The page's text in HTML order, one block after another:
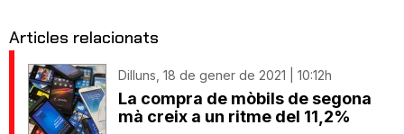
Articles relacionats
Dilluns, 18 de gener de 2021 | 10:12h
La compra de mòbils de segona
mà creix a un ritme del 11,2%